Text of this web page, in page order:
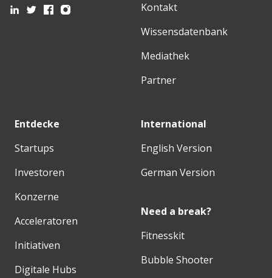
Kontakt
Wissensdatenbank
Mediathek
Partner
Entdecke
Startups
Investoren
Konzerne
Acceleratoren
Initiativen
Digitale Hubs
International
English Version
German Version
Need a break?
Fitnesskit
Bubble Shooter